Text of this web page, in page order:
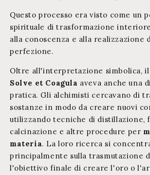
Questo processo era visto come un
spirituale di trasformazione
alla conoscenza e alla realizzazione
perfezione.
Oltre all'interpretazione simbolica, il
Solve et Coagula aveva anche una
pratica. Gli alchimisti cercavano di
sostanze in modo da creare nuovi
utilizzando tecniche di distillazione,
calcinazione e altre procedure per
materia. La loro ricerca si
principalmente sulla trasmutazione
l'obiettivo finale di creare l'oro o